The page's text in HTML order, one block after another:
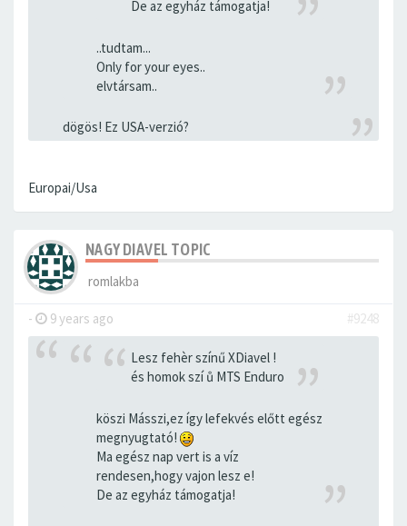
De az egyház támogatja!
..tudtam...
Only for your eyes..
elvtársam..
dögös! Ez USA-verzió?
Europai/Usa
NAGY DIAVEL TOPIC
romlakba
- 9 years ago #9248
Lesz fehèr színű XDiavel !
és homok szí ů MTS Enduro
köszi Másszi,ez így lefekvés előtt egész
megnyugtató!
Ma egész nap vert is a víz
rendesen,hogy vajon lesz e!
De az egyház támogatja!